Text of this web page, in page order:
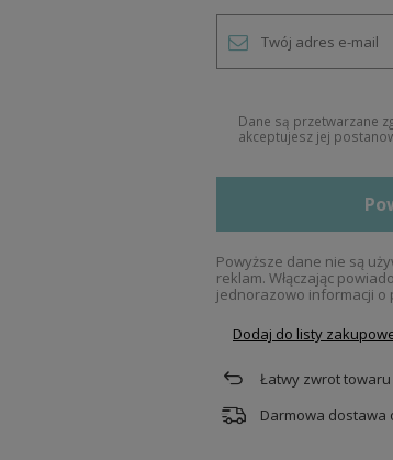
Dane są przetwarzane
akceptujesz jej
Powyższe dane nie są
reklam. Włączając
jednorazowo informacji o
Dodaj do listy
Łatwy zwrot towaru
Darmowa dostawa